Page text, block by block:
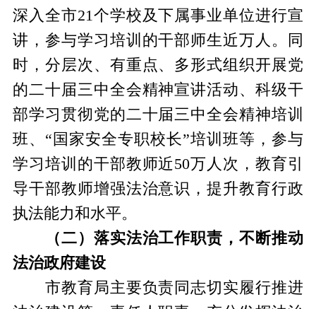
深入全市21个学校及下属事业单位进行宣
讲，参与学习培训的干部师生近万人。同
时，分层次、有重点、多形式组织开展党
的二十届三中全会精神宣讲活动、科级干
部学习贯彻党的二十届三中全会精神培训
班、“国家安全专职校长”培训班等，参与
学习培训的干部教师近50万人次，教育引
导干部教师增强法治意识，提升教育行政
执法能力和水平。
（二）落实法治工作职责，不断推动
法治政府建设
市教育局主要负责同志切实履行推进